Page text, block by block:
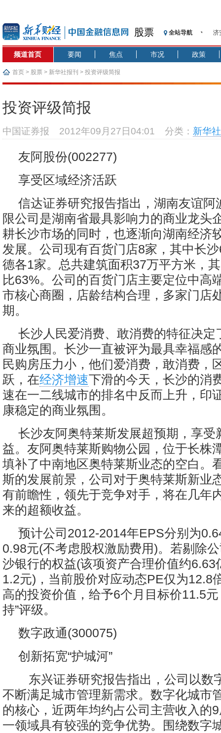
股票 全站导航
济
【
济
基
频道首页 要闻 焦点 市况 政策
首页 > 股票 > 新华社报刊 > 投资评级简报
投资评级简报
中国证券报 2012年09月27日04:01 分类： 新华
友阿股份(002277)
享受区域经济活跃
信达证券研究报告指出，湖南友谊阿
限公司是湖南省最具影响力的商业龙头
耕长沙市场的同时，也逐渐向湖南经济
发展。公司现有百货门店8家，其中长
德各1家。总共建筑面积37万平方米，
比63%。公司的百货门店主要定位中高
市核心商圈，店龄结构合理，多家门店
期。
长沙人民爱消费、敢消费的特征决定
商业氛围。长沙一直被评为最具幸福感
民购房压力小，他们爱消费，敢消费，
跃，在经济增速下滑的今天，长沙的消
速在一二线城市的排名中反而上升，印
康稳定的商业氛围。
长沙友阿奥特莱斯发展超预期，享受
益。友阿奥特莱斯购物公园，位于长株
填补了中南地区奥特莱斯业态的空白。
斯的发展前景，公司对于奥特莱斯新业
有前瞻性，领先于竞争对手，将在几年
来的超额收益。
预计公司2012-2014年EPS分别为
0.98元(不考虑股权激励费用)。若剔除
沙银行的权益(该项资产合理价值约6.63
1.2元)，当前股价对应动态PE仅为12.8
高的投资价值，给予6个月目标价11.5元
持”评级。
数字政通(300075)
创新拓宽“护城河”
东兴证券研究报告指出，公司以数
不断满足城市管理新需求。数字化城市
的核心，近两年均约占公司主营收入的
一领域具有较强的竞争优势。围绕数字